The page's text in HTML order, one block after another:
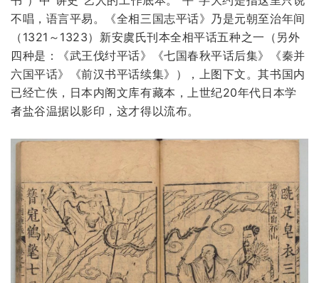
不唱，语言平易。《全相三国志平话》乃是元朝至治年间
（1321～1323）新安虞氏刊本全相平话五种之一（另外
四种是：《武王伐纣平话》《七国春秋平话后集》《秦并
六国平话》《前汉书平话续集》），上图下文。其书国内
已经亡佚，日本内阁文库有藏本，上世纪20年代日本学
者盐谷温据以影印，这才得以流布。